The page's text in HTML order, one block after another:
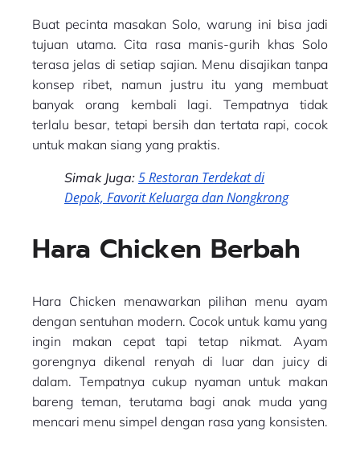
Buat pecinta masakan Solo, warung ini bisa jadi
tujuan utama. Cita rasa manis-gurih khas Solo
terasa jelas di setiap sajian. Menu disajikan tanpa
konsep ribet, namun justru itu yang membuat
banyak orang kembali lagi. Tempatnya tidak
terlalu besar, tetapi bersih dan tertata rapi, cocok
untuk makan siang yang praktis.
Simak Juga: 5 Restoran Terdekat di
Depok, Favorit Keluarga dan Nongkrong
Hara Chicken Berbah
Hara Chicken menawarkan pilihan menu ayam
dengan sentuhan modern. Cocok untuk kamu yang
ingin makan cepat tapi tetap nikmat. Ayam
gorengnya dikenal renyah di luar dan juicy di
dalam. Tempatnya cukup nyaman untuk makan
bareng teman, terutama bagi anak muda yang
mencari menu simpel dengan rasa yang konsisten.